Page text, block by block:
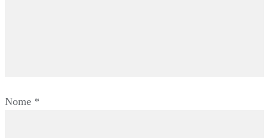
Nome *